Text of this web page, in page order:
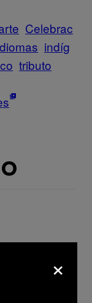
Celebrac
indíg
tributo
Tropes
×